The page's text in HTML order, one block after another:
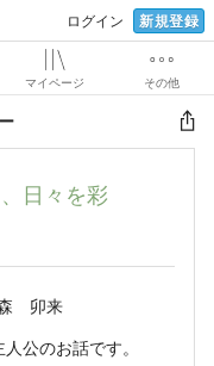
ログイン 新規登録
マイページ その他
日々を彩
卯来
公のお話です。